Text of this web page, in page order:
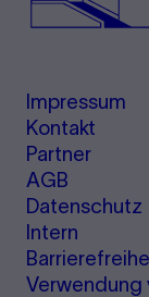
Impressum
Kontakt
Partner
AGB
Datenschutz
Intern
Verwendung